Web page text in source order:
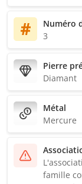
Numéro
3
Pierre
Diamant
Métal
Mercure
famille